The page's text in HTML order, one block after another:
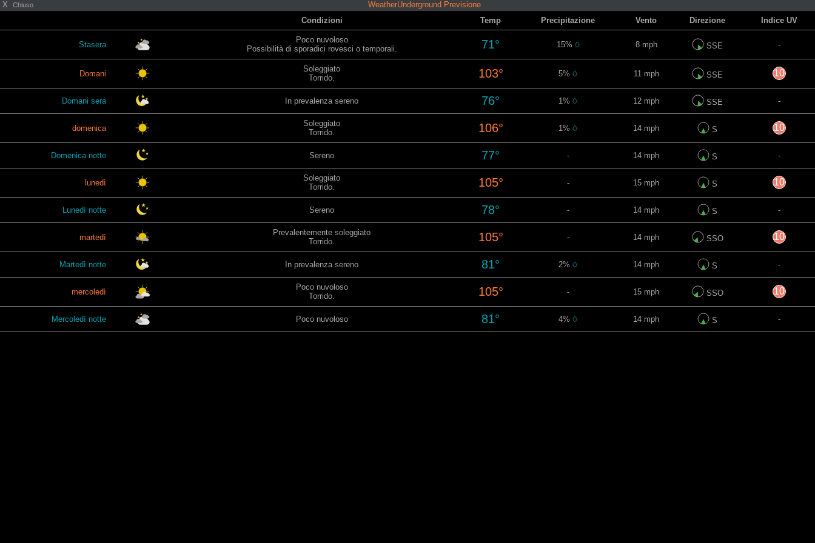
X Chiuso
WeatherUnderground Previsione
Condizioni
Temp Precipitazione Vento Direzione Indice UV
Stasera
Poco nuvoloso
Possibilità di sporadici rovesci o temporali.
71° 15% 8 mph SSE -
Domani
Soleggiato
Torrido.
103° 5% 11 mph SSE 10
Domani sera In prevalenza sereno 76° 1% 12 mph SSE -
domenica
Soleggiato
Torrido.
106° 1% 14 mph S 10
Domenica notte Sereno 77° - 14 mph S -
lunedì
Soleggiato
Torrido.
105° - 15 mph S 10
Lunedì notte Sereno 78° - 14 mph S -
martedì
Prevalentemente soleggiato
Torrido.
105° - 14 mph SSO 10
Martedì notte In prevalenza sereno 81° 2% 14 mph S -
mercoledì
Poco nuvoloso
Torrido.
105° - 15 mph SSO 10
Mercoledì notte Poco nuvoloso 81° 4% 14 mph S -